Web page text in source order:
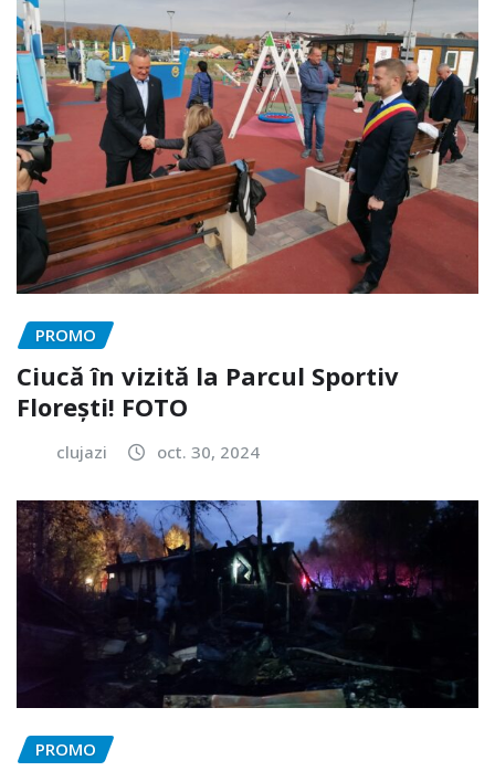
PROMO
Ciucă în vizită la Parcul Sportiv
Florești! FOTO
clujazi oct. 30, 2024
PROMO